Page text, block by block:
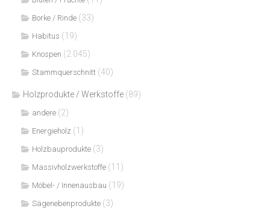
Borke / Rinde (33)
Habitus (19)
Knospen (2.045)
Stammquerschnitt (40)
Holzprodukte / Werkstoffe (89)
andere (2)
Energieholz (1)
Holzbauprodukte (3)
Massivholzwerkstoffe (11)
Möbel- / Innenausbau (19)
Sägenebenprodukte (3)